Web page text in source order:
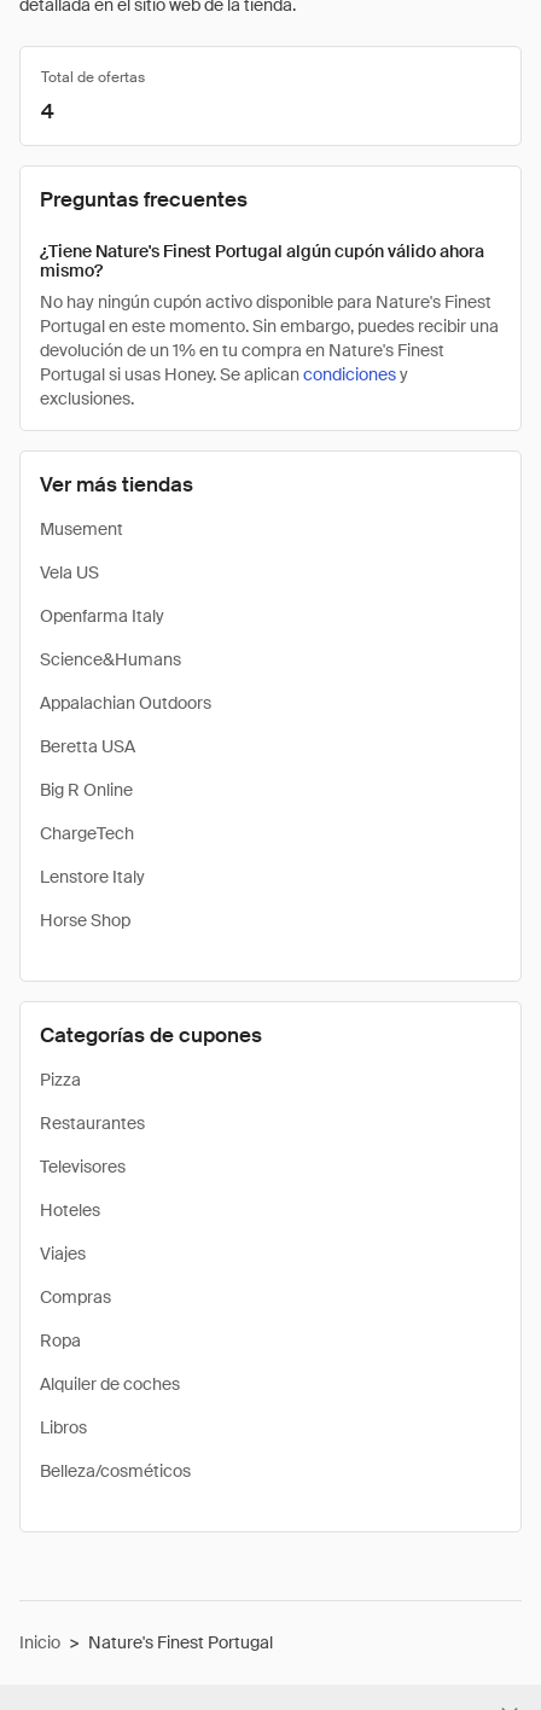
detallada en el sitio web de la tienda.
Ver más tiendas
Musement
Vela US
Openfarma Italy
Science&Humans
Appalachian Outdoors
Beretta USA
Big R Online
ChargeTech
Lenstore Italy
Horse Shop
Categorías de cupones
Pizza
Restaurantes
Televisores
Hoteles
Viajes
Compras
Ropa
Alquiler de coches
Libros
Belleza/cosméticos
Total de ofertas
4
Preguntas frecuentes
¿Tiene Nature's Finest Portugal algún cupón válido ahora
mismo?
No hay ningún cupón activo disponible para Nature's Finest
Portugal en este momento. Sin embargo, puedes recibir una
devolución de un 1% en tu compra en Nature's Finest
Portugal si usas Honey. Se aplicancondicionesy
exclusiones.
Inicio > Nature's Finest Portugal